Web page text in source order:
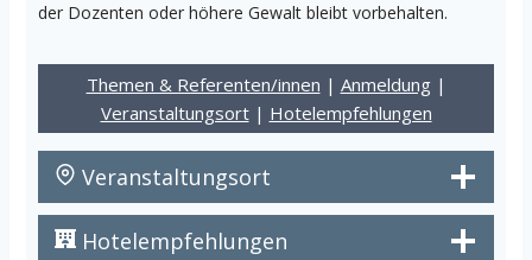
der Dozenten oder höhere Gewalt bleibt vorbehalten.
Themen & Referenten/innen | Anmeldung|
Veranstaltungsort| Hotelempfehlungen
Veranstaltungsort
Hotelempfehlungen